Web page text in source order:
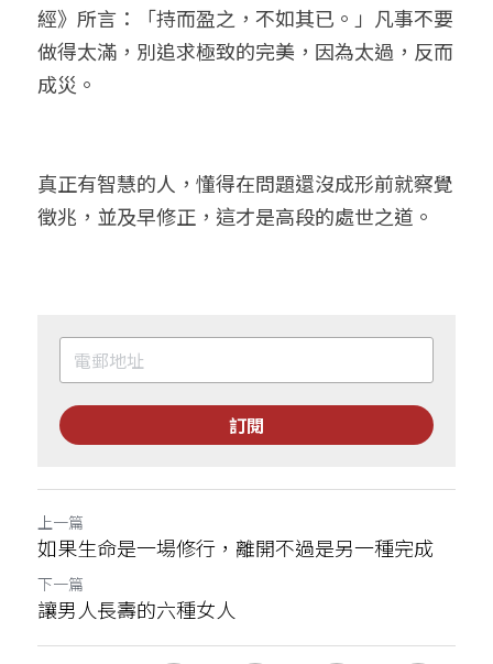
經》所言：「持而盈之，不如其已。」凡事不要
做得太滿，別追求極致的完美，因為太過，反而
成災。
真正有智慧的人，懂得在問題還沒成形前就察覺
徵兆，並及早修正，這才是高段的處世之道。
訂閱
上一篇
如果生命是一場修行，離開不過是另一種完成
下一篇
讓男人長壽的六種女人